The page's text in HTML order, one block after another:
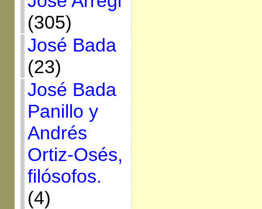
(305)
José Bada
(23)
José Bada
Panillo y
Andrés
Ortiz-Osés,
filósofos.
(4)